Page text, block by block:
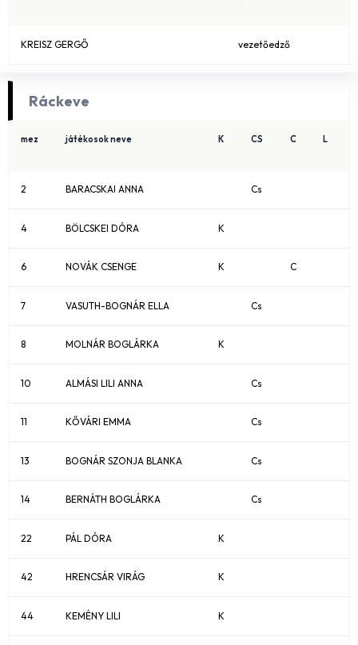
KREISZ GERGŐ vezetőedző
Ráckeve
mez játékosok neve K CS C L
2 BARACSKAI ANNA Cs
4 BÖLCSKEI DÓRA K
6 NOVÁK CSENGE K C
7 VASUTH-BOGNÁR ELLA Cs
8 MOLNÁR BOGLÁRKA K
10 ALMÁSI LILI ANNA Cs
11 KŐVÁRI EMMA Cs
13 BOGNÁR SZONJA BLANKA Cs
14 BERNÁTH BOGLÁRKA Cs
22 PÁL DÓRA K
42 HRENCSÁR VIRÁG K
44 KEMÉNY LILI K